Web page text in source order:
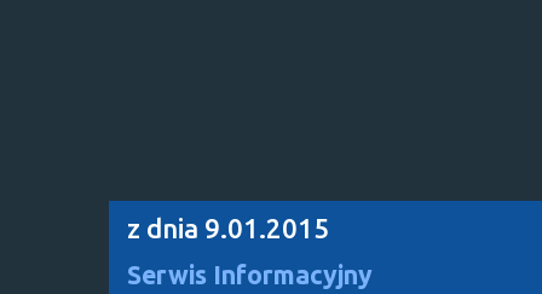
z dnia 9.01.2015
Serwis Informacyjny